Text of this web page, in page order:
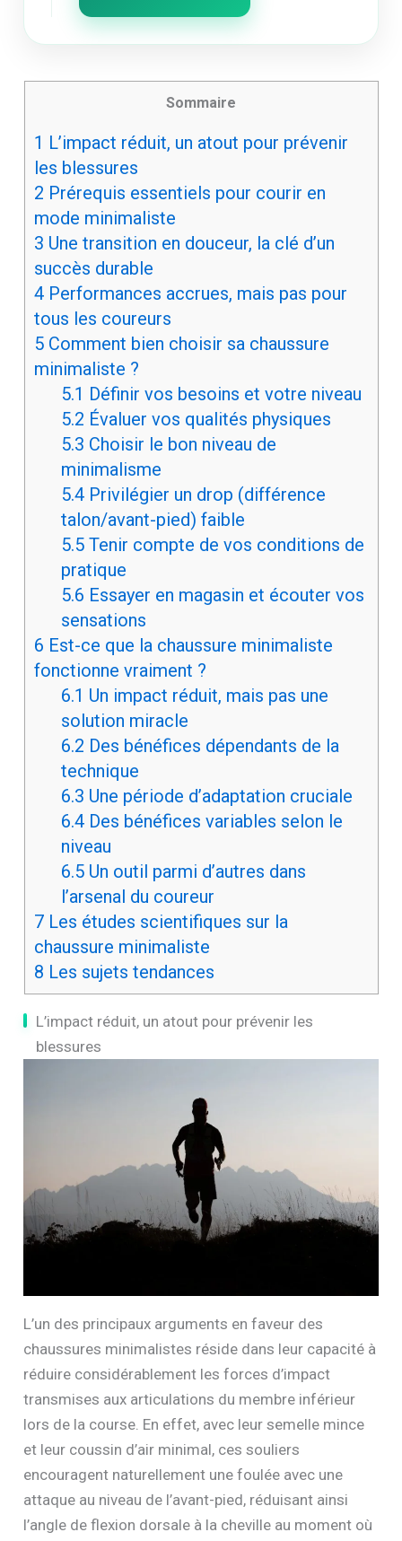
Sommaire
1 L’impact réduit, un atout pour prévenir
les blessures
2 Prérequis essentiels pour courir en
mode minimaliste
3 Une transition en douceur, la clé d’un
succès durable
4Performances accrues, mais pas pour
tous les coureurs
5Comment bien choisir sa chaussure
minimaliste ?
5.1 Définir vos besoins et votre niveau
5.2 Évaluer vos qualités physiques
5.3 Choisir le bon niveau de
minimalisme
5.4Privilégier un drop (différence
talon/avant-pied) faible
5.5Tenir compte de vos conditions de
pratique
5.6 Essayer en magasin et écouter vos
sensations
6 Est-ce que la chaussure minimaliste
fonctionne vraiment ?
6.1 Un impact réduit, mais pas une
solution miracle
6.2 Des bénéfices dépendants de la
technique
6.3 Une période d’adaptation cruciale
6.4Des bénéfices variables selon le
niveau
6.5Un outil parmi d’autres dans
l’arsenal du coureur
7Les études scientifiques sur la
chaussure minimaliste
8 Les sujets tendances
L’impact réduit, un atout pour prévenir les
blessures
L’un des principaux arguments en faveur des
chaussures minimalistes réside dans leur capacité à
réduire considérablement les forces d’impact
transmises aux articulations du membre inférieur
lors de la course. En effet, avec leur semelle mince
et leur coussin d’air minimal, ces souliers
encouragent naturellement une foulée avec une
attaque au niveau de l’avant-pied, réduisant ainsi
l’angle de flexion dorsale à la cheville au moment où